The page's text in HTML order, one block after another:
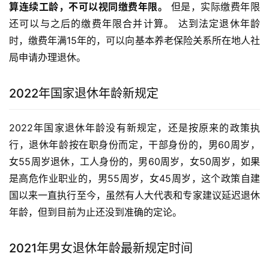
算连续工龄，不可以视同缴费年限。
但是，实际缴费年限
还可以与之后的缴费年限合并计算。 达到法定退休年龄
时，缴费年满15年的，可以向基本养老保险关系所在地人社
局申请办理退休。
2022年国家退休年龄新规定
2022年国家退休年龄没有新规定，还是按原来的政策执
行，退休年龄按在职身份而定，干部身份的，男60周岁，
女55周岁退休，工人身份的，男60周岁，女50周岁，如果
是高危作业职业的，男55周岁，女45周岁，这个政策自建
国以来一直执行至今，虽然有人大代表和专家建议延迟退休
年龄，但到目前为止还没到准确的定论。
2021年男女退休年龄最新规定时间